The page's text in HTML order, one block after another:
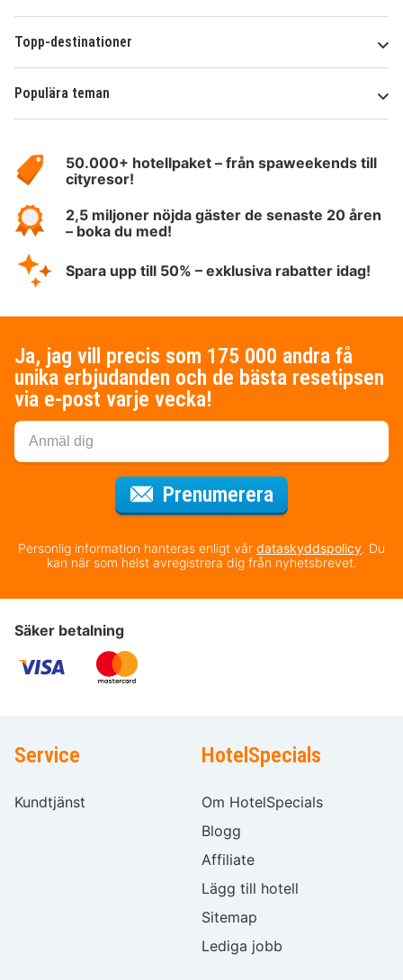
Topp-destinationer
Populära teman
HotelSpecials50.000+ hotellpaket – från spaweekends till
cityresor!
2,5 miljoner nöjda gäster de senaste 20 åren
– boka du med!
Spara upp till 50% – exklusiva rabatter idag!
Ja, jag vill precis som 175 000 andra få
unika erbjudanden och de bästa resetipsen
via e-post varje vecka!
Prenumerera
Personlig information hanteras enligt vår dataskyddspolicy. Du
kan när som helst avregistrera dig från nyhetsbrevet.
Säker betalning
Service
Kundtjänst
HotelSpecials
Om HotelSpecials
Blogg
Affiliate
Lägg till hotell
Sitemap
Lediga jobb